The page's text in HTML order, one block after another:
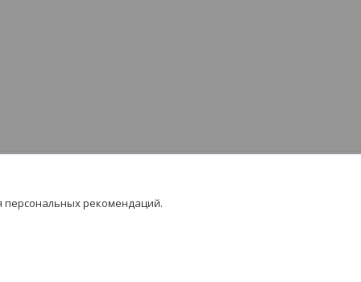
персональных рекомендаций.